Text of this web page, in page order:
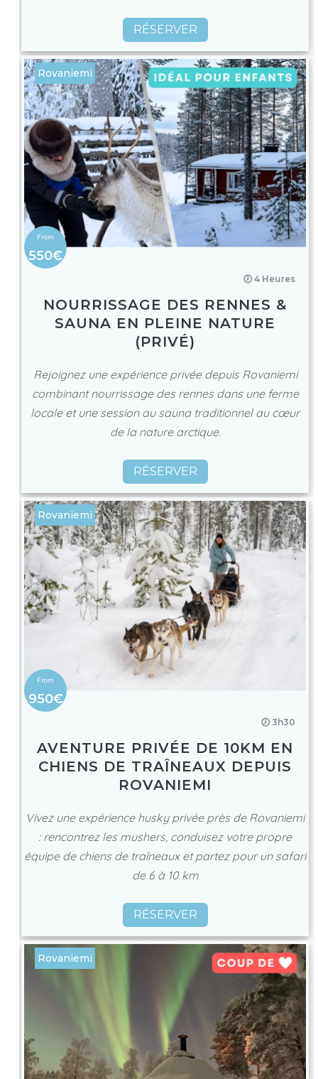
RÉSERVER
Rovaniemi
550€
🕖 4 Heures
NOURRISSAGE DES RENNES &
SAUNA EN PLEINE NATURE
(PRIVÉ)
Rejoignez une expérience privée depuis Rovaniemi
combinant nourrissage des rennes dans une ferme
locale et une session au sauna traditionnel au cœur
de la nature arctique.
RÉSERVER
Rovaniemi
950€
🕖 3h30
AVENTURE PRIVÉE DE 10KM EN
CHIENS DE TRAÎNEAUX DEPUIS
ROVANIEMI
Vivez une expérience husky privée près de Rovaniemi
: rencontrez les mushers, conduisez votre propre
équipe de chiens de traîneaux et partez pour un safari
de 6 à 10 km
RÉSERVER
Rovaniemi